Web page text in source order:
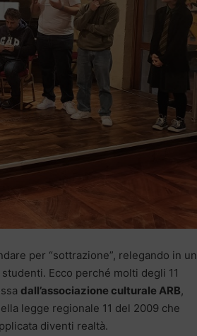
per “sottrazione”, relegando in un
Ecco perché molti degli 11
dall’associazione culturale ARB,
legge regionale 11 del 2009 che
diventi realtà.